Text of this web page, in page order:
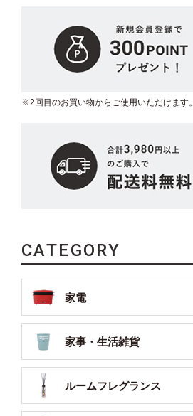
※2回目のお買い物からご使用いただけます。
CATEGORY
家電
家事・生活雑貨
ルームフレグランス